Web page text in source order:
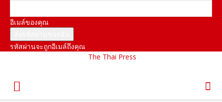
อีเมล์ของคุณ
รหัสผ่านจะถูกอีเมล์ถึงคุณ
The Thai Press